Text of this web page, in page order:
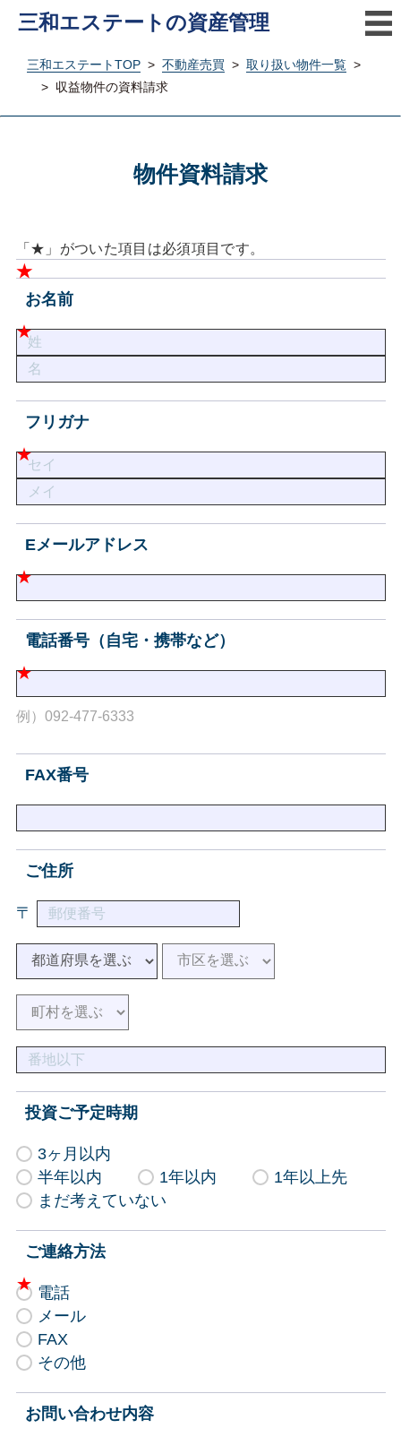
三和エステートの資産管理
三和エステートTOP > 不動産売買 > 取り扱い物件一覧 >
> 収益物件の資料請求
物件資料請求
「★」がついた項目は必須項目です。
お名前
フリガナ
Eメールアドレス
電話番号（自宅・携帯など）
例）092-477-6333
FAX番号
ご住所
〒
投資ご予定時期
3ヶ月以内
半年以内
1年以内
1年以上先
まだ考えていない
ご連絡方法
電話
メール
FAX
その他
お問い合わせ内容